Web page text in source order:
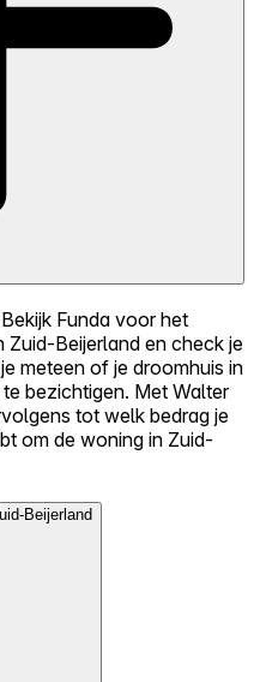
Funda voor het
Zuid-Beijerland en check je
meteen of je droomhuis in
bezichtigen. Met Walter
tot welk bedrag je
om de woning in Zuid-
Beijerland